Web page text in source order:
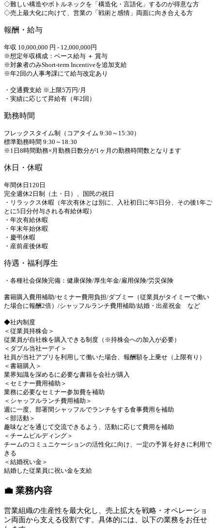
◇難しい構造やボトルネックを「構造化・言語化」するのが得意な方
◇売上最大化に向けて、営業の「戦術と感情」両面に向き合える方
報酬・給与
年収 10,000,000 円 - 12,000,000円
※想定年収構成：ベース給与 ＋ 賞与
※対象者のみShort-term Incentiveを追加支給
※年2回の人事考課にて給与改定あり
・交通費支給 ※上限5万円/月
・実績に応じて昇給有（年2回）
勤務時間
フレックスタイム制（コアタイム 9:30～15:30）
標準勤務時間 9:30～18:30
※1日8時間勤務×月勤務日数分が1ヶ月の勤務時間数となります
休日・休暇
年間休日120日
完全週休2日制（土・日）、国民の祝日
・リラックス休暇（年次有休とは別に、入社初日に年5日分、その後1年ご
とに5日分付与される有給休暇）
・年次有給休暇
・年末年始休暇
・慶弔休暇
・産前産後休暇
待遇・福利厚生
・各種社会保険完備：健康保険/厚生年金/雇用保険/労災保険
書籍購入費用補助/セミナー費用負担/ダブミー（従業員がタイミーで働い
た場合に報酬2倍）/シャッフルランチ費用補助/結婚・出産祝金 など
◆社内制度
＜従業員持株会＞
従業員が自社株を購入できる制度（※持株会への加入が必要）
＜ダブル当社ーデイ＞
社員が当社アプリを利用して働いた場合、報酬額を上乗せ（上限有り）
＜書籍購入＞
業界知識を深めるに必要な書籍を会社が購入
＜セミナー費用補助＞
業務に必要なセミナー参加費を補助
＜シャッフルランチ費用補助＞
週に一度、部署間シャッフルでランチをする食事費用を補助
＜部活動＞
趣味などを通じて交流できるよう、活動に応じて費用を補助
＜チームビルディング＞
チームのコミュニケーションの活性化に向け、一定の予算を好きに利用で
きる
＜結婚祝い金＞
結婚した従業員に祝い金を支給
💼 業務内容
営業組織の生産性を最大化し、売上拡大を戦略・オペレーショ
ン両面から支える役割です。具体的には、以下の業務をお任せ